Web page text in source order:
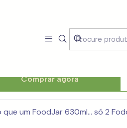
Comprar agora
que um FoodJar 630ml... só 2